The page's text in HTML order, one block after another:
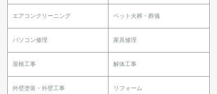
エアコンクリーニング ペット火葬・葬儀
パソコン修理 家具修理
屋根工事 解体工事
外壁塗装・外壁工事 リフォーム